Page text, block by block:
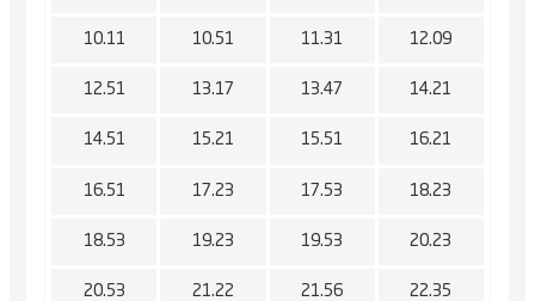
10.11 10.51 11.31 12.09
12.51 13.17 13.47 14.21
14.51 15.21 15.51 16.21
16.51 17.23 17.53 18.23
18.53 19.23 19.53 20.23
20.53 21.22 21.56 22.35